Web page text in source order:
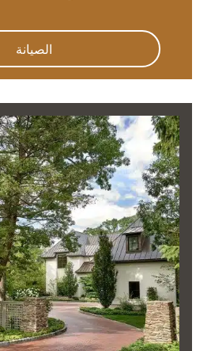
الصيانة